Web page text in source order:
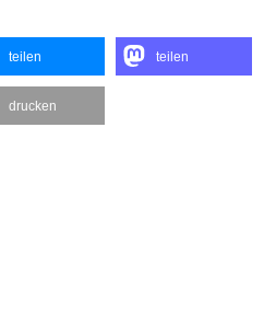
teilen teilen
drucken